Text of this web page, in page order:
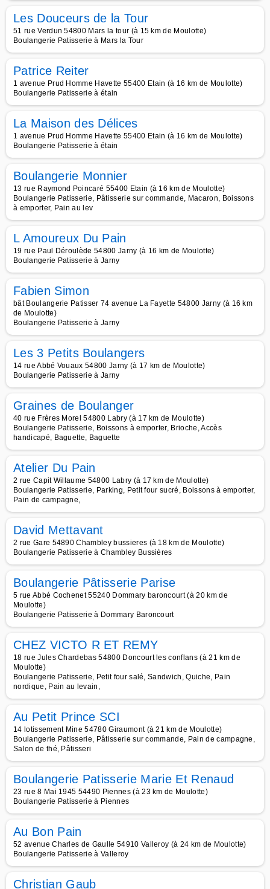
Les Douceurs de la Tour
51 rue Verdun 54800 Mars la tour (à 15 km de Moulotte)
Boulangerie Patisserie à Mars la Tour
Patrice Reiter
1 avenue Prud Homme Havette 55400 Etain (à 16 km de Moulotte)
Boulangerie Patisserie à étain
La Maison des Délices
1 avenue Prud Homme Havette 55400 Etain (à 16 km de Moulotte)
Boulangerie Patisserie à étain
Boulangerie Monnier
13 rue Raymond Poincaré 55400 Etain (à 16 km de Moulotte)
Boulangerie Patisserie, Pâtisserie sur commande, Macaron, Boissons
à emporter, Pain au lev
L Amoureux Du Pain
19 rue Paul Déroulède 54800 Jarny (à 16 km de Moulotte)
Boulangerie Patisserie à Jarny
Fabien Simon
bât Boulangerie Patisser 74 avenue La Fayette 54800 Jarny (à 16 km
de Moulotte)
Boulangerie Patisserie à Jarny
Les 3 Petits Boulangers
14 rue Abbé Vouaux 54800 Jarny (à 17 km de Moulotte)
Boulangerie Patisserie à Jarny
Graines de Boulanger
40 rue Frères Morel 54800 Labry (à 17 km de Moulotte)
Boulangerie Patisserie, Boissons à emporter, Brioche, Accès
handicapé, Baguette, Baguette
Atelier Du Pain
2 rue Capit Willaume 54800 Labry (à 17 km de Moulotte)
Boulangerie Patisserie, Parking, Petit four sucré, Boissons à emporter,
Pain de campagne,
David Mettavant
2 rue Gare 54890 Chambley bussieres (à 18 km de Moulotte)
Boulangerie Patisserie à Chambley Bussières
Boulangerie Pâtisserie Parise
5 rue Abbé Cochenet 55240 Dommary baroncourt (à 20 km de
Moulotte)
Boulangerie Patisserie à Dommary Baroncourt
CHEZ VICTO R ET REMY
18 rue Jules Chardebas 54800 Doncourt les conflans (à 21 km de
Moulotte)
Boulangerie Patisserie, Petit four salé, Sandwich, Quiche, Pain
nordique, Pain au levain,
Au Petit Prince SCI
14 lotissement Mine 54780 Giraumont (à 21 km de Moulotte)
Boulangerie Patisserie, Pâtisserie sur commande, Pain de campagne,
Salon de thé, Pâtisseri
Boulangerie Patisserie Marie Et Renaud
23 rue 8 Mai 1945 54490 Piennes (à 23 km de Moulotte)
Boulangerie Patisserie à Piennes
Au Bon Pain
52 avenue Charles de Gaulle 54910 Valleroy (à 24 km de Moulotte)
Boulangerie Patisserie à Valleroy
Christian Gaub